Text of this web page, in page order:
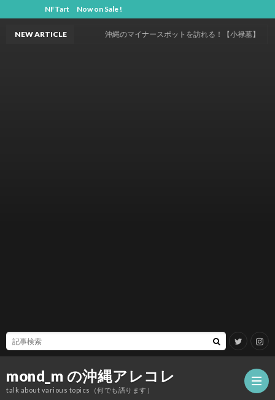
NFTart Now on Sale !
mond_m の沖縄アレコレ
talk about various topics（何でも語ります）
NEW ARTICLE 沖縄のマイナースポットを訪れる！【小禄墓】